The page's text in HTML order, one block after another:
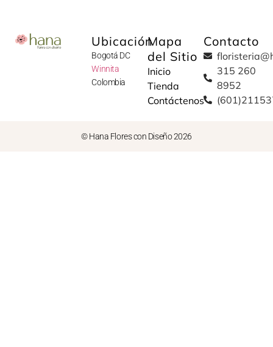
Ubicación
Bogotá DC
Winnita
Colombia
Mapa
del Sitio
Inicio
Tienda
Contáctenos
Contacto
315 260
8952
© Hana Flores con Diseño 2026